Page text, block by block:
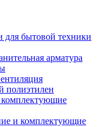
для бытовой техники
арматура
полиэтилен
комплектующие
и комплектующие